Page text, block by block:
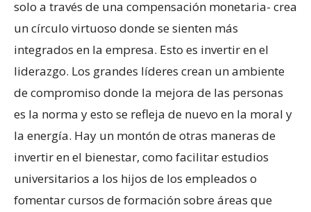
solo a través de una compensación monetaria- crea
un círculo virtuoso donde se sienten más
integrados en la empresa. Esto es invertir en el
liderazgo. Los grandes líderes crean un ambiente
de compromiso donde la mejora de las personas
es la norma y esto se refleja de nuevo en la moral y
la energía. Hay un montón de otras maneras de
invertir en el bienestar, como facilitar estudios
universitarios a los hijos de los empleados o
fomentar cursos de formación sobre áreas que